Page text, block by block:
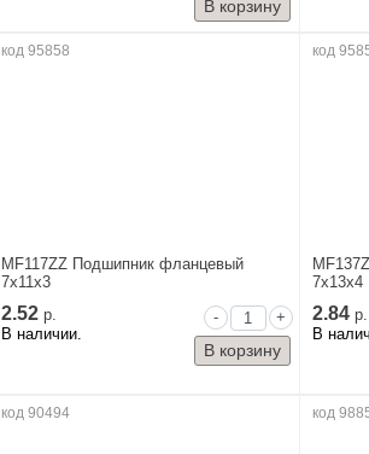
код 95858
MF117ZZ Подшипник фланцевый
7x11x3
2.52р.
В наличии.
- +
код
7x13x4
2.84р.
В
код 90494 код